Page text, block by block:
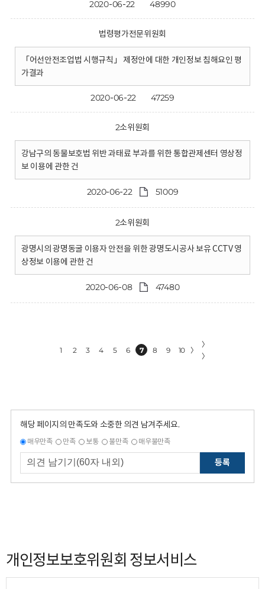
2020-06-22 48990
법령평가전문위원회
「어선안전조업법 시행규칙」 제정안에 대한 개인정보 침해요인 평
가결과
2020-06-22 47259
2소위원회
강남구의 동물보호법 위반 과태료 부과를 위한 통합관제센터 영상정
보 이용에 관한 건
2020-06-22 51009
2소위원회
광명시의 광명동굴 이용자 안전을 위한 광명도시공사 보유 CCTV 영
상정보 이용에 관한 건
2020-06-08 47480
1 2 3 4 5 6 7 8 9 10 〉
〉
〉
해당 페이지의 만족도와 소중한 의견 남겨주세요.
매우만족 만족 보통 불만족 매우불만족
등록
개인정보보호위원회 정보서비스